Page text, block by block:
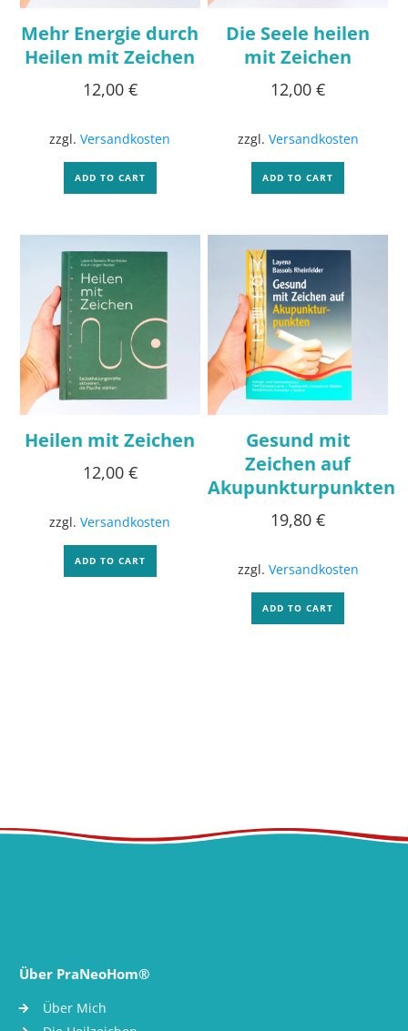
Mehr Energie durch
Heilen mit Zeichen
12,00 €
zzgl.Versandkosten
ADD TO CART
Die Seele heilen
mit Zeichen
12,00€
zzgl. Versandkosten
ADD TO CART
Heilen mit Zeichen
12,00 €
zzgl.Versandkosten
ADD TO CART
Gesund mit
Zeichen auf
Akupunkturpunkten
19,80€
zzgl. Versandkosten
ADD TO CART
Über PraNeoHom®
Über Mich